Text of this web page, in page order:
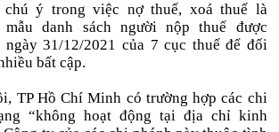
chú ý trong việc nợ thuế, xoá thuế là
danh sách người nộp thuế được
ngày 31/12/2021 của 7 cục thuế để đối
bất cập.
TP Hồ Chí Minh có trường hợp các chi
“không hoạt động tại địa chỉ kinh